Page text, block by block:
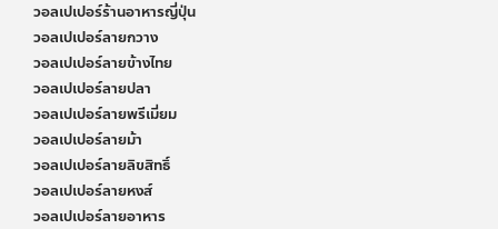
วอลเปเปอร์ร้านอาหารญี่ปุ่น
วอลเปเปอร์ลายกวาง
วอลเปเปอร์ลายข้างไทย
วอลเปเปอร์ลายปลา
วอลเปเปอร์ลายพรีเมี่ยม
วอลเปเปอร์ลายม้า
วอลเปเปอร์ลายลิขสิทธิ์
วอลเปเปอร์ลายหงส์
วอลเปเปอร์ลายอาหาร